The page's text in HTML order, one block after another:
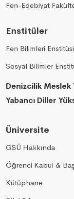
Fen-Edebiyat
Enstitüler
Fen Bilimleri
Sosyal Bilimler
Denizcilik Meslek
Yabancı Diller
Üniversite
GSÜ Hakkında
Öğrenci Kabul &
Kütüphane